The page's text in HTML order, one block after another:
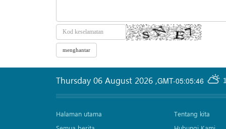
GMT-05:05:46
Thursday 06 August 2026 ,
Halaman utama
Tentang kita